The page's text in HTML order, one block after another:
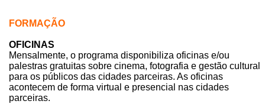
FORMAÇÃO
OFICINAS
Mensalmente, o programa disponibiliza oficinas e/ou
palestras gratuitas sobre cinema, fotografia e gestão cultural
para os públicos das cidades parceiras. As oficinas
acontecem de forma virtual e presencial nas cidades
parceiras.